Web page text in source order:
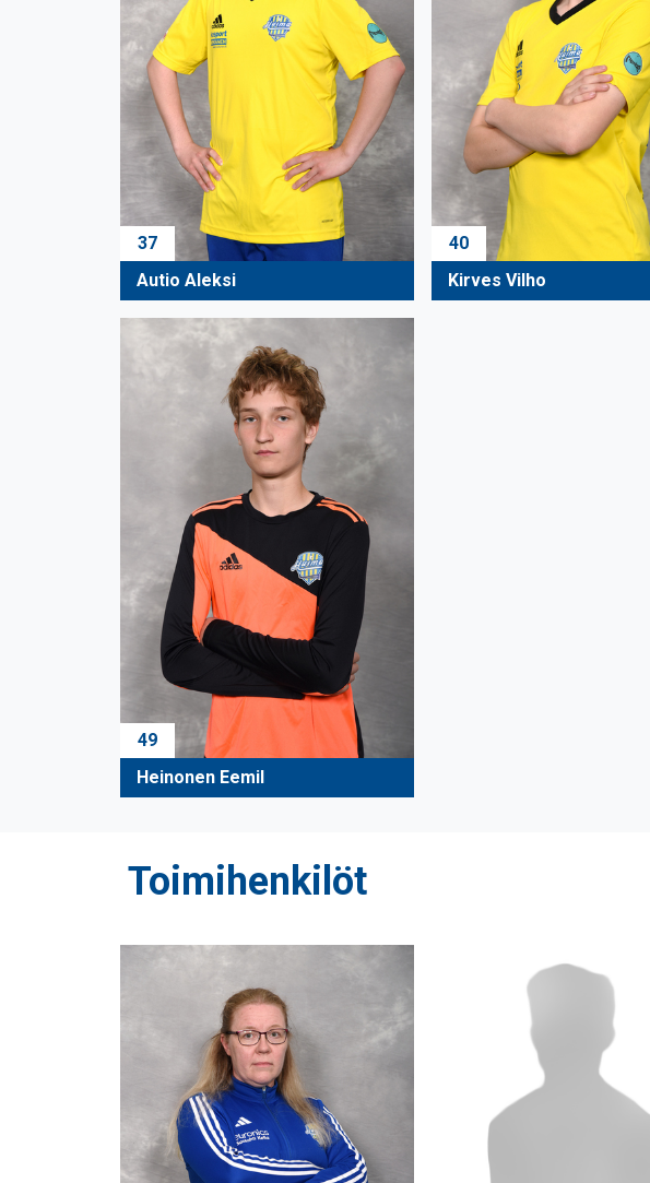
37
Autio Aleksi
40
Kirves Vilho
49
Heinonen Eemil
Toimihenkilöt